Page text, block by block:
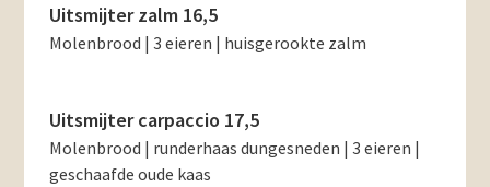
Uitsmijter zalm 16,5
Molenbrood | 3 eieren | huisgerookte zalm
Uitsmijter carpaccio 17,5
Molenbrood | runderhaas dungesneden | 3 eieren |
geschaafde oude kaas